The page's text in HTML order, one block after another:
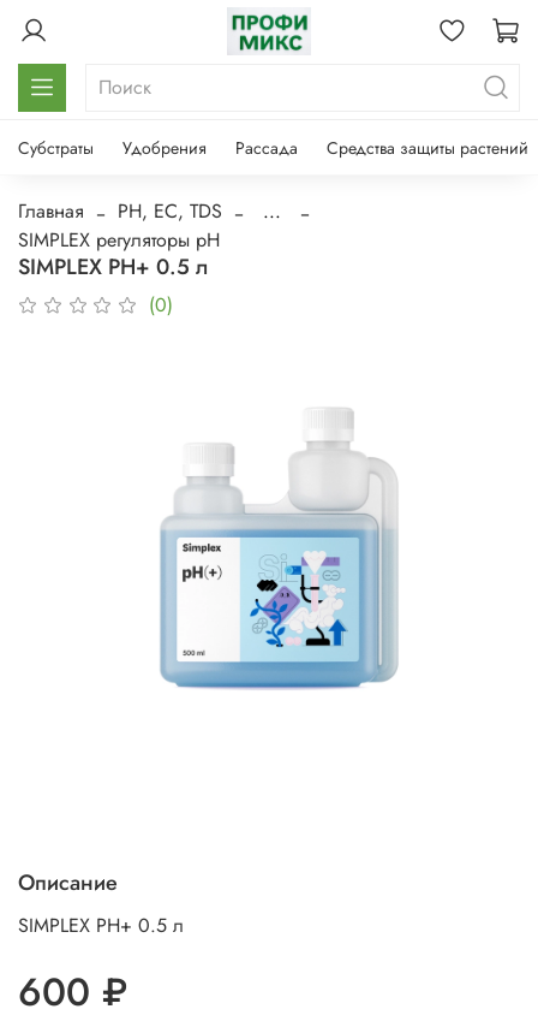
Субстраты Удобрения Рассада Средства защиты растений
Главная PH, EC, TDS
...
SIMPLEX регуляторы pH
SIMPLEX PH+ 0.5 л
(0)
Описание
SIMPLEX PH+ 0.5 л
600 ₽